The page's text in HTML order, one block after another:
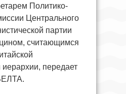
Политико-
Центрального
партии
считающимся
иерархии, передает